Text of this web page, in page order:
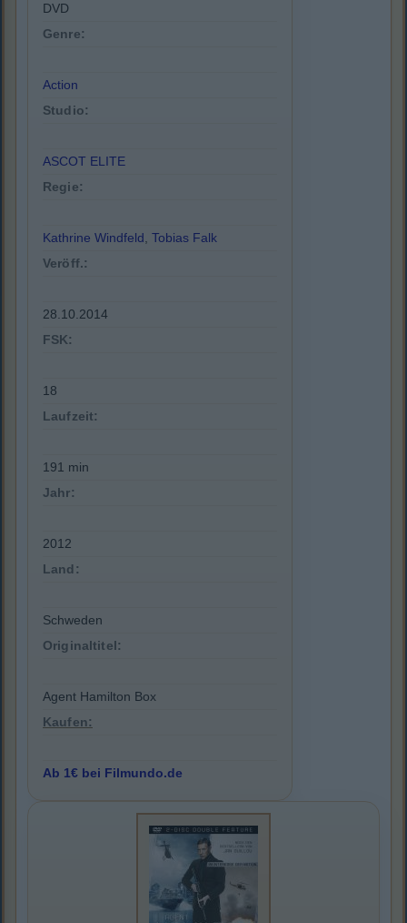
DVD
Genre:
Action
Studio:
ASCOT ELITE
Regie:
Kathrine Windfeld, Tobias Falk
Veröff.:
28.10.2014
FSK:
18
Laufzeit:
191 min
Jahr:
2012
Land:
Schweden
Originaltitel:
Agent Hamilton Box
Kaufen:
Ab 1€ bei Filmundo.de